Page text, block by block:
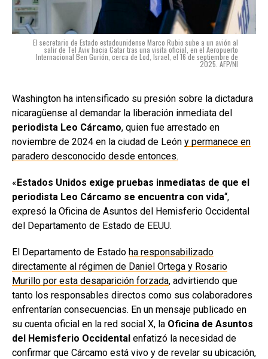
El secretario de Estado estadounidense Marco Rubio sube a un avión al
salir de Tel Aviv hacia Catar tras una visita oficial, en el Aeropuerto
Internacional Ben Gurión, cerca de Lod, Israel, el 16 de septiembre de
2025. AFP/NI
Washington ha intensificado su presión sobre la dictadura
nicaragüense al demandar la liberación inmediata del
periodista Leo Cárcamo, quien fue arrestado en
noviembre de 2024 en la ciudad de León y permanece en
paradero desconocido desde entonces.
«Estados Unidos exige pruebas inmediatas de que el
periodista Leo Cárcamo se encuentra con vida“,
expresó la Oficina de Asuntos del Hemisferio Occidental
del Departamento de Estado de EEUU.
El Departamento de Estado ha responsabilizado
directamente al régimen de Daniel Ortega y Rosario
Murillo por esta desaparición forzada, advirtiendo que
tanto los responsables directos como sus colaboradores
enfrentarían consecuencias. En un mensaje publicado en
su cuenta oficial en la red social X, la Oficina de Asuntos
del Hemisferio Occidental enfatizó la necesidad de
confirmar que Cárcamo está vivo y de revelar su ubicación,